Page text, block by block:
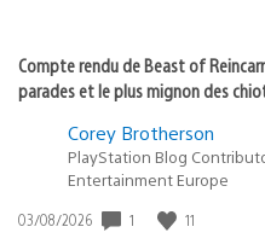
Compte rendu de Beast of
parades et le plus mignon des
Corey Brotherson
PlayStation Blog
Entertainment Europe
Date
03/08/2026 1 11